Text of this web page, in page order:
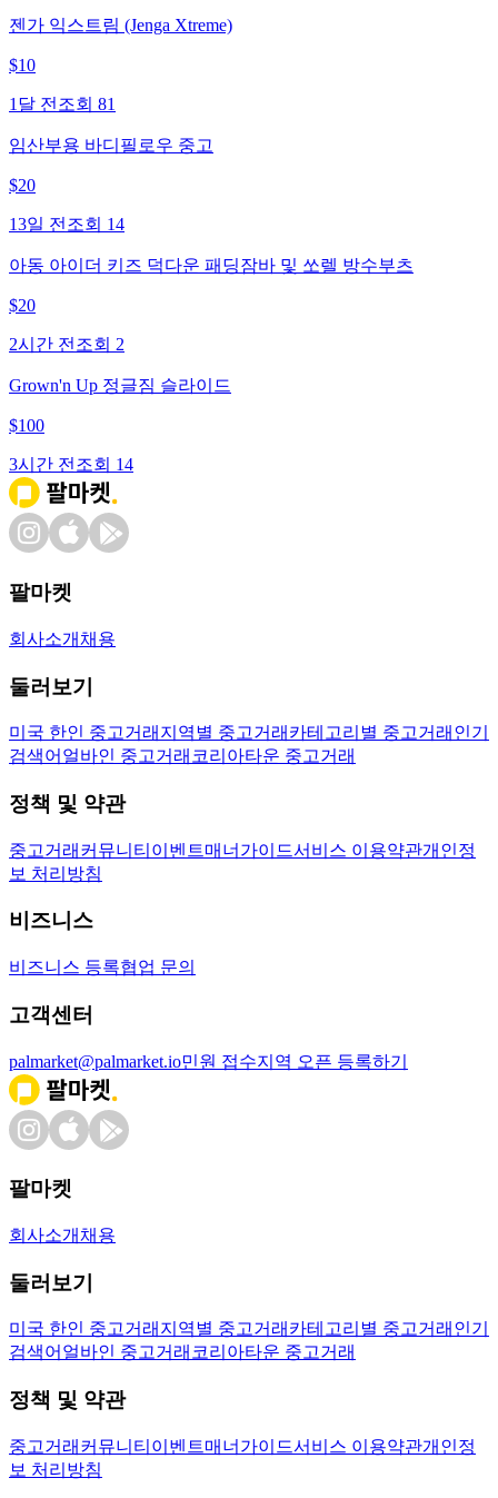
젠가 익스트림 (Jenga Xtreme)
$10
1달 전 조회 81
임산부용 바디필로우 중고
$20
13일 전 조회 14
아동 아이더 키즈 덕다운 패딩잠바 및 쏘렐 방수부츠
$20
2시간 전 조회 2
Grown'n Up 정글짐 슬라이드
$100
3시간 전 조회 14
팔마켓
회사소개 채용
둘러보기
미국 한인 중고거래 지역별 중고거래 카테고리별 중고거래 인기
검색어 얼바인 중고거래 코리아타운 중고거래
정책 및 약관
중고거래 커뮤니티 이벤트매너가이드서비스 이용약관개인정
보 처리방침
비즈니스
비즈니스 등록협업 문의
고객센터
palmarket@palmarket.io민원 접수지역 오픈 등록하기
팔마켓
회사소개 채용
둘러보기
미국 한인 중고거래 지역별 중고거래 카테고리별 중고거래 인기
검색어 얼바인 중고거래 코리아타운 중고거래
정책 및 약관
중고거래 커뮤니티 이벤트매너가이드서비스 이용약관개인정
보 처리방침